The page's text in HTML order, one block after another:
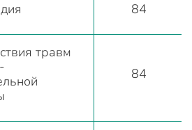
84
травм
84